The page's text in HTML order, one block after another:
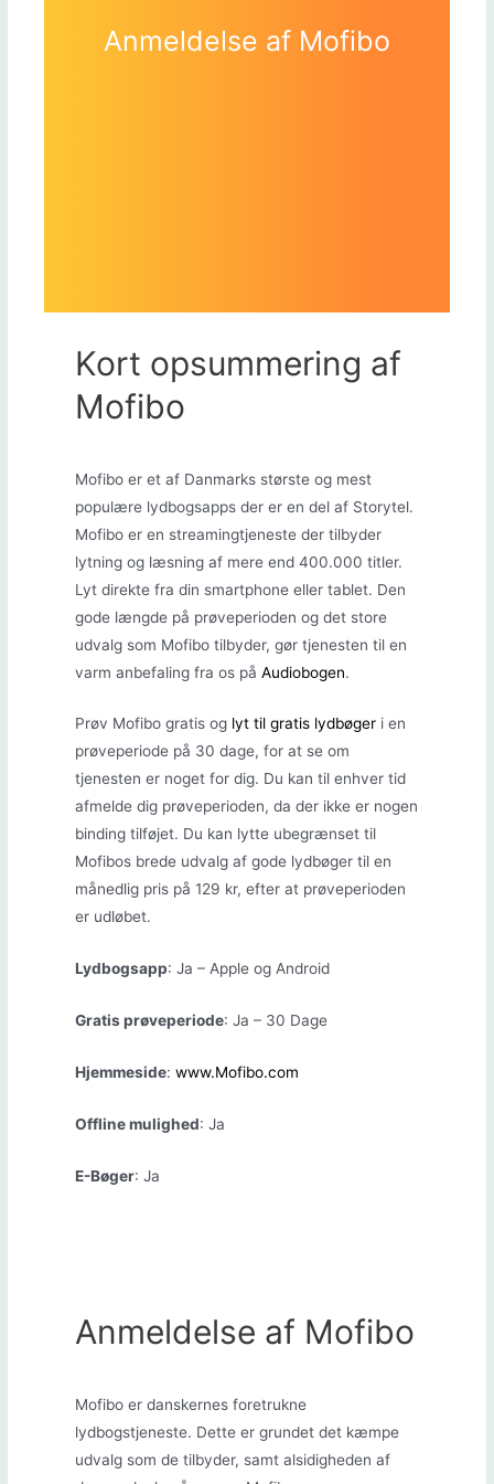
Anmeldelse af Mofibo
Kort opsummering af
Mofibo
Mofibo er et af Danmarks største og mest
populære lydbogsapps der er en del af Storytel.
Mofibo er en streamingtjeneste der tilbyder
lytning og læsning af mere end 400.000 titler.
Lyt direkte fra din smartphone eller tablet. Den
gode længde på prøveperioden og det store
udvalg som Mofibo tilbyder, gør tjenesten til en
varm anbefaling fra os på Audiobogen.
Prøv Mofibo gratis og lyt til gratis lydbøgeri en
prøveperiode på 30 dage, for at se om
tjenesten er noget for dig. Du kan til enhver tid
afmelde dig prøveperioden, da der ikke er nogen
binding tilføjet. Du kan lytte ubegrænset til
Mofibos brede udvalg af gode lydbøger til en
månedlig pris på 129 kr, efter at prøveperioden
er udløbet.
Lydbogsapp: Ja – Apple og Android
Gratis prøveperiode: Ja – 30 Dage
Hjemmeside: www.Mofibo.com
Offline mulighed: Ja
E-Bøger: Ja
Anmeldelse af Mofibo
Mofibo er danskernes foretrukne
lydbogstjeneste. Dette er grundet det kæmpe
udvalg som de tilbyder, samt alsidigheden af